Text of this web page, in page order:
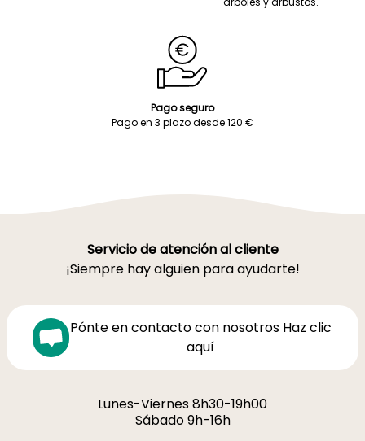
Pago seguro
Pago en 3 plazo desde 120 €
Servicio de atención al cliente
¡Siempre hay alguien para ayudarte!
Pónte en contacto con nosotros Haz clic
aquí
Lunes-Viernes 8h30-19h00
Sábado 9h-16h